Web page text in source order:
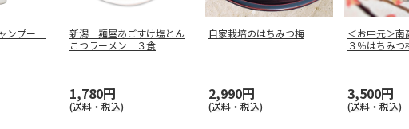
ンプー
新潟 麺屋あごすけ塩とん
こつラーメン ３食
1,780円
(送料・税込)
自家栽培のはちみつ梅
2,990円
(送料・税込)
＜お中元＞南
３％はちみつ
3,500円
(送料・税込)